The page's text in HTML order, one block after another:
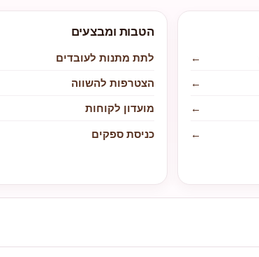
←
←
←
←
הטבות ומבצעים
לתת מתנות לעובדים
הצטרפות להשווה
מועדון לקוחות
כניסת ספקים